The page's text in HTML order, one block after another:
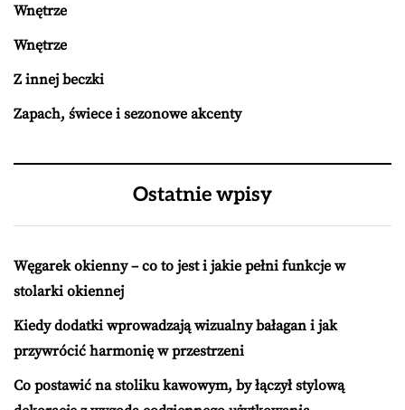
Wnętrze
Wnętrze
Z innej beczki
Zapach, świece i sezonowe akcenty
Ostatnie wpisy
Węgarek okienny – co to jest i jakie pełni funkcje w
stolarki okiennej
Kiedy dodatki wprowadzają wizualny bałagan i jak
przywrócić harmonię w przestrzeni
Co postawić na stoliku kawowym, by łączył stylową